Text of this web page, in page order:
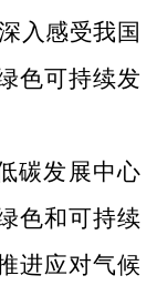
入感受我国
色可持续发
碳发展中心
色和可持续
进应对气候